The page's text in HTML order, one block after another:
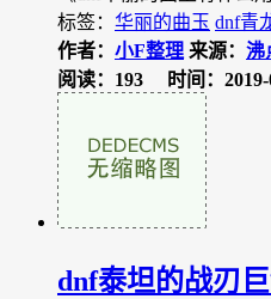
标签： 华丽的曲玉 dnf青
作者： 小F整理 来源： 沸
阅读：193
时间：
dnf泰坦的战刃